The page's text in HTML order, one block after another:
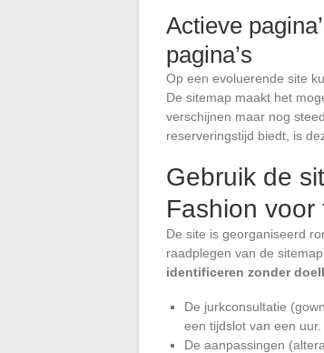
Actieve
pagina’s
Op een evoluerende site
De sitemap maakt het
verschijnen maar nog
reserveringstijd biedt, is
Gebruik de
Fashion voor
De site is georganiseerd
raadplegen van de
identificeren zonder
De jurkconsultatie
een tijdslot van een
De aanpassingen